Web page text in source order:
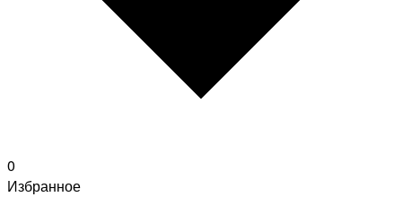
0
Избранное